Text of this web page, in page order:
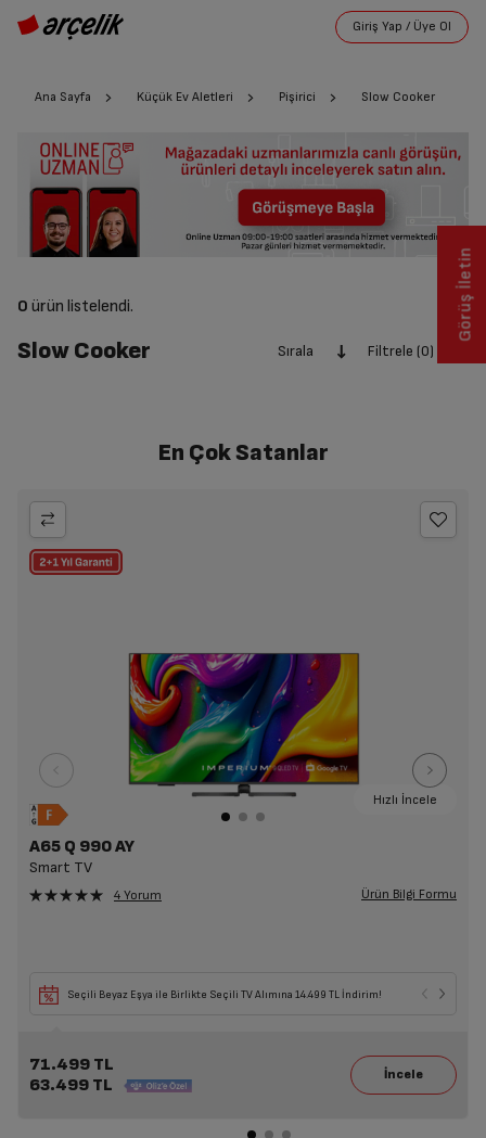
Ana Sayfa Küçük Ev Aletleri Pişirici Slow Cooker
0 ürün listelendi.
Slow Cooker Sırala Filtrele (0)
En Çok Satanlar
Hızlı İncele
A65 Q 990 AY
Smart TV
4 Yorum Ürün Bilgi Formu
Seçili Beyaz Eşya ile Birlikte Seçili TV Alımına 14.499 TL İndirim!
71.499 TL
63.499 TL
Görüş İletin